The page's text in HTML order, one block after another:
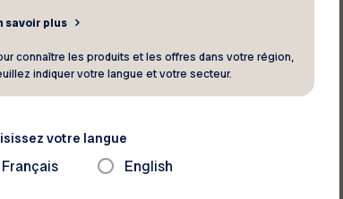
savoir plus
connaître les produits et les offres dans votre région,
indiquer votre langue et votre secteur.
votre langue
Français English